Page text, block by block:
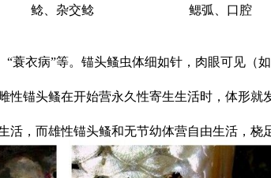
鲶、杂交鲶 鳃弧、口腔
“蓑衣病”等。锚头鳋虫体细如针，肉眼可见（
性锚头鳋在开始营永久性寄生生活时，体形就
活，而雄性锚头鳋和无节幼体营自由生活，桡